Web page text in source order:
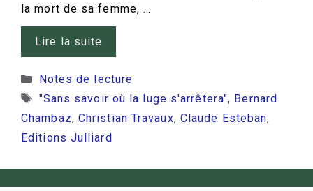
la mort de sa femme, …
Lire la suite
Catégories
Notes de lecture
Étiquettes
"Sans savoir où la luge s'arrêtera", Bernard
Chambaz, Christian Travaux, Claude Esteban,
Editions Julliard